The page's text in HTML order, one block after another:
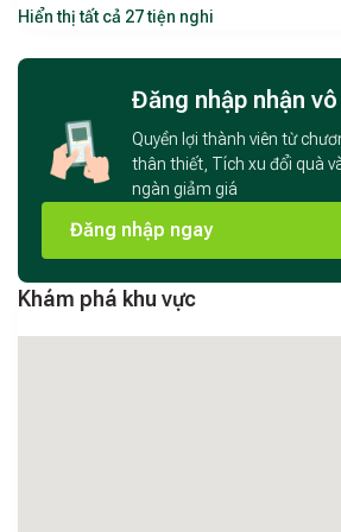
Diện tích: khoảng 60m²
Bao gồm: 2 phòng ngủ, 2 phòng
rộng rãi, bếp riêng đầy đủ tiện nghi
2. Tiện nghi và trang bị
Hạ Homestayđược trang bị đầy đủ
cho một kỳ nghỉ thoải mái:
Máy giặt
Máy sấy tóc
Hiển thị tất cả 27 tiện nghi
Đăng nhập nhận
Quyền lợi thành viên từ
thân thiết, Tích xu đổi quà
ngàn giảm giá
Đăng nhập ngay
Khám phá khu vực